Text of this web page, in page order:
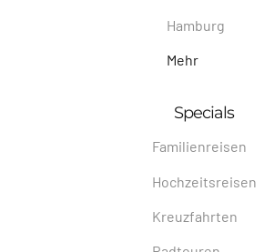
Hamburg
Mehr
Specials
Familienreisen
Hochzeitsreisen
Kreuzfahrten